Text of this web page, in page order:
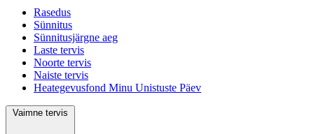
Rasedus
Sünnitus
Sünnitusjärgne aeg
Laste tervis
Noorte tervis
Naiste tervis
Heategevusfond Minu Unistuste Päev
Vaimne tervis